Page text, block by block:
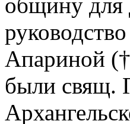
Апариной
были свящ.